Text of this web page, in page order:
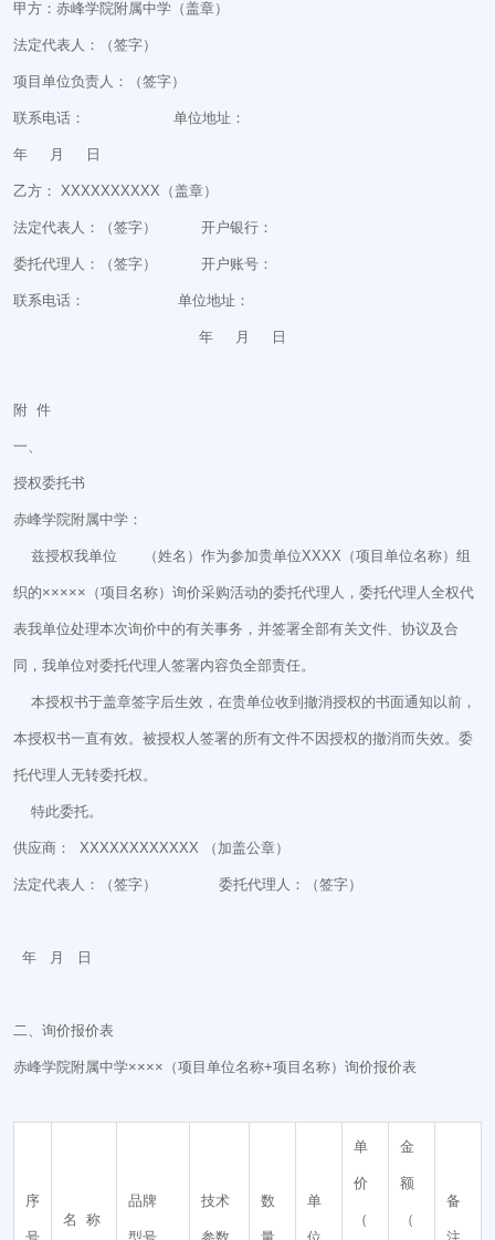
甲方：赤峰学院附属中学（盖章）
法定代表人：（签字）
项目单位负责人：（签字）
联系电话： 单位地址：
年 月 日
乙方： XXXXXXXXXX（盖章）
法定代表人：（签字） 开户银行：
委托代理人：（签字） 开户账号：
联系电话： 单位地址：
年 月 日
附 件
一、
授权委托书
赤峰学院附属中学：
兹授权我单位 （姓名）作为参加贵单位XXXX（项目单位名称）组
织的×××××（项目名称）询价采购活动的委托代理人，委托代理人全权代
表我单位处理本次询价中的有关事务，并签署全部有关文件、协议及合
同，我单位对委托代理人签署内容负全部责任。
本授权书于盖章签字后生效，在贵单位收到撤消授权的书面通知以前，
本授权书一直有效。被授权人签署的所有文件不因授权的撤消而失效。委
托代理人无转委托权。
特此委托。
供应商： XXXXXXXXXXXX （加盖公章）
法定代表人：（签字） 委托代理人：（签字）
年 月 日
二、询价报价表
赤峰学院附属中学××××（项目单位名称+项目名称）询价报价表
序
名 称
品牌 技术 数 单
单
价
（
金
额
（
备